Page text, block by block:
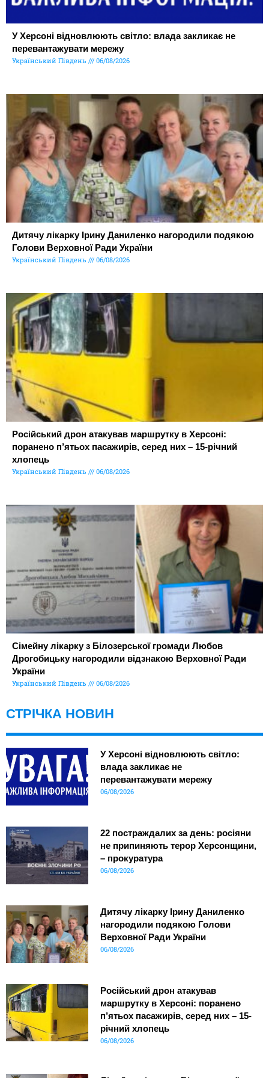
У Херсоні відновлюють світло: влада закликає не
перевантажувати мережу
Український Південь 06/08/2026
Дитячу лікарку Ірину Даниленко нагородили подякою
Голови Верховної Ради України
Український Південь 06/08/2026
Російський дрон атакував маршрутку в Херсоні:
поранено п’ятьох пасажирів, серед них – 15-річний
хлопець
Український Південь 06/08/2026
Сімейну лікарку з Білозерської громади Любов
Дрогобицьку нагородили відзнакою Верховної Ради
України
Український Південь 06/08/2026
СТРІЧКА НОВИН
У Херсоні відновлюють світло:
влада закликає не
перевантажувати мережу
06/08/2026
22 постраждалих за день: росіяни
не припиняють терор Херсонщини,
– прокуратура
06/08/2026
Дитячу лікарку Ірину Даниленко
нагородили подякою Голови
Верховної Ради України
06/08/2026
Російський дрон атакував
маршрутку в Херсоні: поранено
п’ятьох пасажирів, серед них – 15-
річний хлопець
06/08/2026